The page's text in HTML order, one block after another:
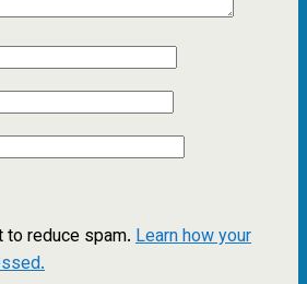
reduce spam. Learn how your